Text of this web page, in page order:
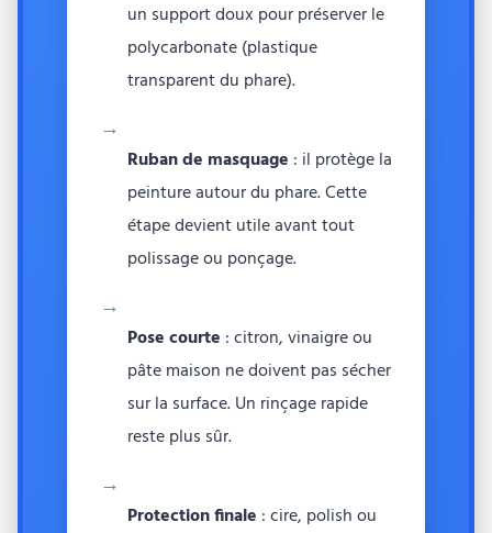
un support doux pour préserver le
polycarbonate (plastique
transparent du phare).
→
Ruban de masquage : il protège la
peinture autour du phare. Cette
étape devient utile avant tout
polissage ou ponçage.
→
Pose courte : citron, vinaigre ou
pâte maison ne doivent pas sécher
sur la surface. Un rinçage rapide
reste plus sûr.
→
Protection finale : cire, polish ou